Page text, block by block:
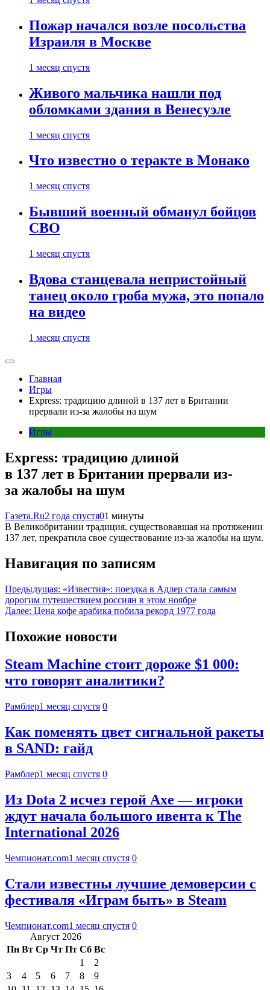
Пожар начался возле посольства
Израиля в Москве
1 месяц спустя
Живого мальчика нашли под
обломками здания в Венесуэле
1 месяц спустя
Что известно о теракте в Монако
1 месяц спустя
Бывший военный обманул бойцов
СВО
1 месяц спустя
Вдова станцевала непристойный
танец около гроба мужа, это попало
на видео
1 месяц спустя
Главная
Игры
Express: традицию длиной в 137 лет в Британии
прервали из-за жалобы на шум
Игры
Express: традицию длиной
в 137 лет в Британии прервали из-
за жалобы на шум
Газета.Ru2 года спустя01 минуты
В Великобритании традиция, существовавшая на протяжении
137 лет, прекратила свое существование из-за жалобы на шум.
Навигация по записям
Предыдущая: «Известия»: поездка в Адлер стала самым
дорогим путешествием россиян в этом ноябре
Далее: Цена кофе арабика побила рекорд 1977 года
Похожие новости
Steam Machine стоит дороже $1 000:
что говорят аналитики?
Рамблер1 месяц спустя 0
Как поменять цвет сигнальной ракеты
в SAND: гайд
Рамблер1 месяц спустя 0
Из Dota 2 исчез герой Axe — игроки
ждут начала большого ивента к The
International 2026
Чемпионат.com1 месяц спустя 0
Стали известны лучшие демоверсии с
фестиваля «Играм быть» в Steam
Чемпионат.com1 месяц спустя 0
Август 2026
Пн Вт Ср Чт Пт Сб Вс
1
2
3
4 5 6 7 8
9